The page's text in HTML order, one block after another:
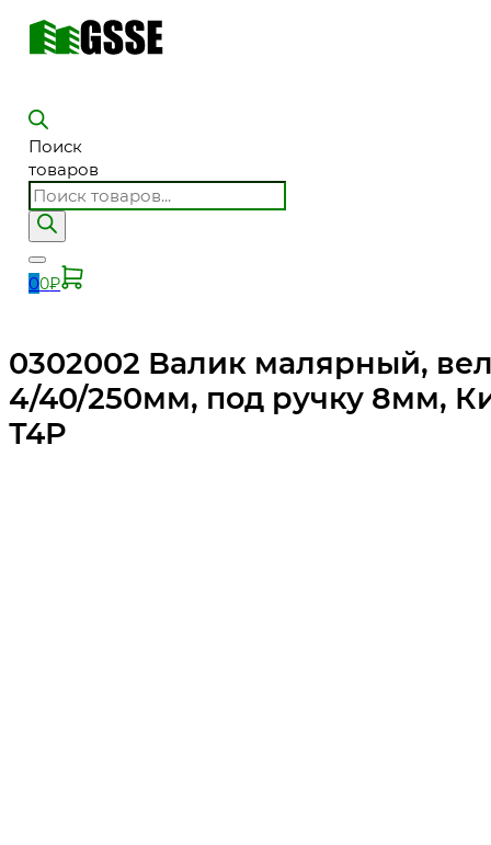
Поиск
товаров
00₽
0302002 Валик малярный,
4/40/250мм, под ручку 8мм,
Т4Р